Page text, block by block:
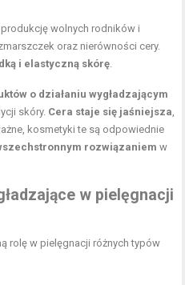
wolnych rodników i
oraz nierówności cery.
i elastyczną skórę.
o działaniu wygładzającym
skóry. Cera staje się jaśniejsza,
kosmetyki te są odpowiednie
rozwiązaniem w
w pielęgnacji
rolę w pielęgnacji różnych typów